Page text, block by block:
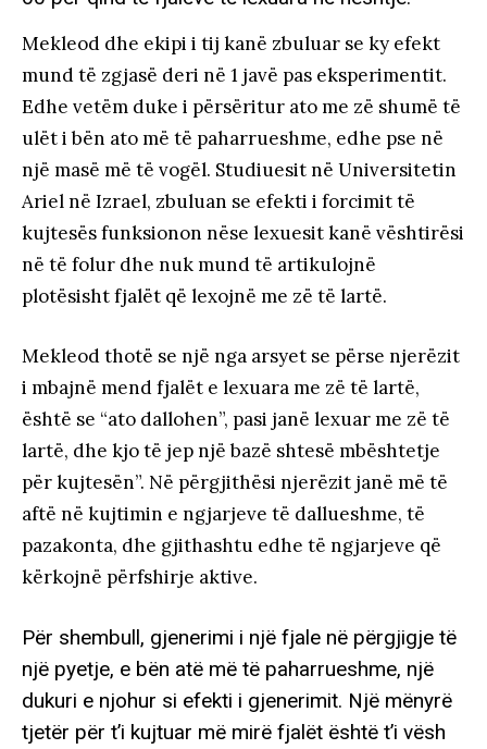
Mekleod dhe ekipi i tij kanë zbuluar se ky efekt
mund të zgjasë deri në 1 javë pas eksperimentit.
Edhe vetëm duke i përsëritur ato me zë shumë të
ulët i bën ato më të paharrueshme, edhe pse në
një masë më të vogël. Studiuesit në Universitetin
Ariel në Izrael, zbuluan se efekti i forcimit të
kujtesës funksionon nëse lexuesit kanë vështirësi
në të folur dhe nuk mund të artikulojnë
plotësisht fjalët që lexojnë me zë të lartë.
Mekleod thotë se një nga arsyet se përse njerëzit
i mbajnë mend fjalët e lexuara me zë të lartë,
është se “ato dallohen”, pasi janë lexuar me zë të
lartë, dhe kjo të jep një bazë shtesë mbështetje
për kujtesën”. Në përgjithësi njerëzit janë më të
aftë në kujtimin e ngjarjeve të dallueshme, të
pazakonta, dhe gjithashtu edhe të ngjarjeve që
kërkojnë përfshirje aktive.
Për shembull, gjenerimi i një fjale në përgjigje të
një pyetje, e bën atë më të paharrueshme, një
dukuri e njohur si efekti i gjenerimit. Një mënyrë
tjetër për t’i kujtuar më mirë fjalët është t’i vësh